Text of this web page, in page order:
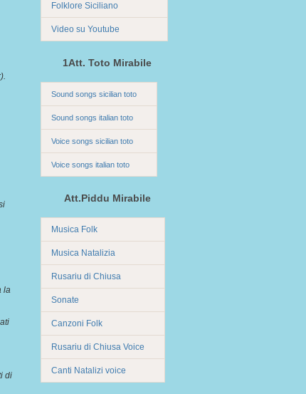
la
di
Folklore Siciliano
Video su Youtube
1Att. Toto Mirabile
Sound songs sicilian toto
Sound songs italian toto
Voice songs sicilian toto
Voice songs italian toto
Att.Piddu Mirabile
Musica Folk
Musica Natalizia
Rusariu di Chiusa
Sonate
Canzoni Folk
Rusariu di Chiusa Voice
Canti Natalizi voice